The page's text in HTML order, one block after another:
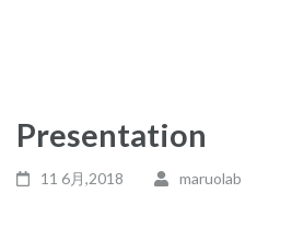
Presentation
11 6月,2018 maruolab